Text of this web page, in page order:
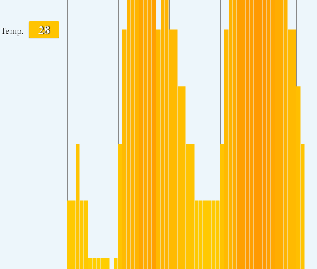
Temp. 28